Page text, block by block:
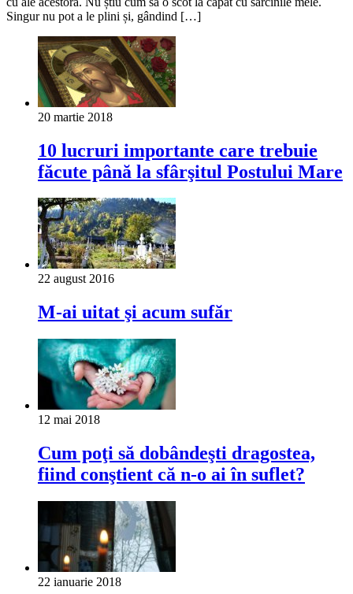
Singur nu pot a le plini și, gândind […]
20 martie 2018
10 lucruri importante care trebuie
făcute până la sfârşitul Postului Mare
22 august 2016
M-ai uitat şi acum sufăr
12 mai 2018
Cum poţi să dobândeşti dragostea,
fiind conştient că n-o ai în suflet?
22 ianuarie 2018